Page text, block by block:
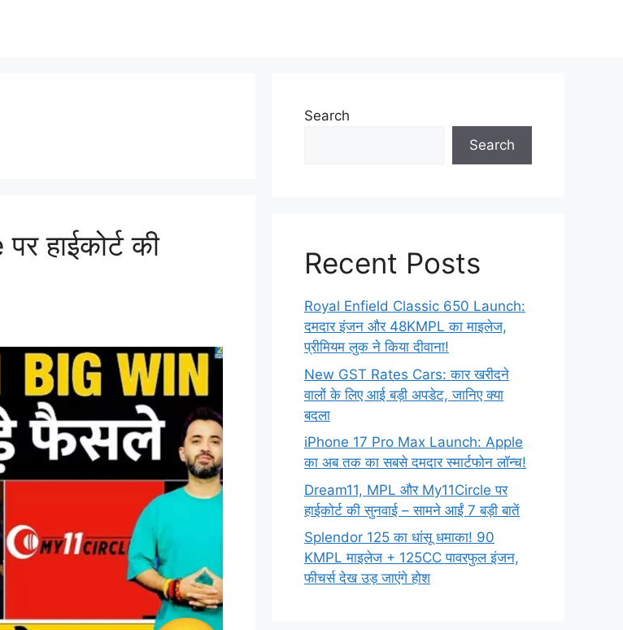
हाईकोर्ट की
Search
Search
Recent Posts
Royal Enfield Classic 650 Launch:
दमदार इंजन और 48KMPL का माइलेज,
प्रीमियम लुक ने किया दीवाना!
New GST Rates Cars: कार खरीदने
वालों के लिए आई बड़ी अपडेट, जानिए क्या
बदला
iPhone 17 Pro Max Launch: Apple
का अब तक का सबसे दमदार स्मार्टफोन लॉन्च!
Dream11, MPL और My11Circle पर
हाईकोर्ट की सुनवाई – सामने आईं 7 बड़ी बातें
Splendor 125 का धांसू धमाका! 90
KMPL माइलेज + 125CC पावरफुल इंजन,
फीचर्स देख उड़ जाएंगे होश